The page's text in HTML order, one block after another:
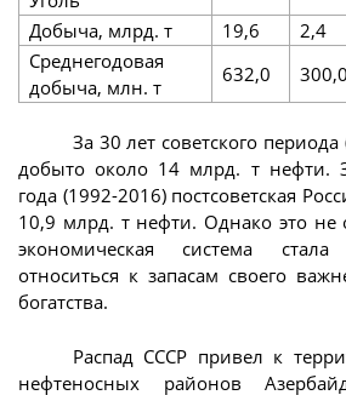
Добыча, млрд. т
19,6 2,4
Среднегодовая
добыча, млн. т
632,0 300,0
За 30 лет советского
добыто около 14 млрд. т нефти.
года (1992-2016) постсоветская
10,9 млрд. т нефти. Однако это не
экономическая система
относиться к запасам своего
богатства.
Распад СССР привел к
нефтеносных районов